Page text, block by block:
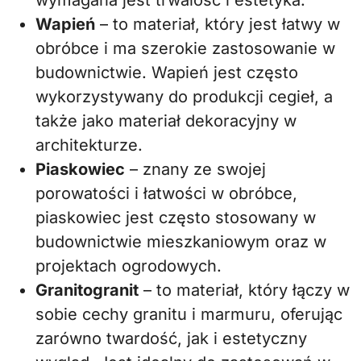
Wapień – to materiał, który jest łatwy w
obróbce i ma szerokie zastosowanie w
budownictwie. Wapień jest często
wykorzystywany do produkcji cegieł, a
także jako materiał dekoracyjny w
architekturze.
Piaskowiec – znany ze swojej
porowatości i łatwości w obróbce,
piaskowiec jest często stosowany w
budownictwie mieszkaniowym oraz w
projektach ogrodowych.
Granitogranit – to materiał, który łączy w
sobie cechy granitu i marmuru, oferując
zarówno twardość, jak i estetyczny